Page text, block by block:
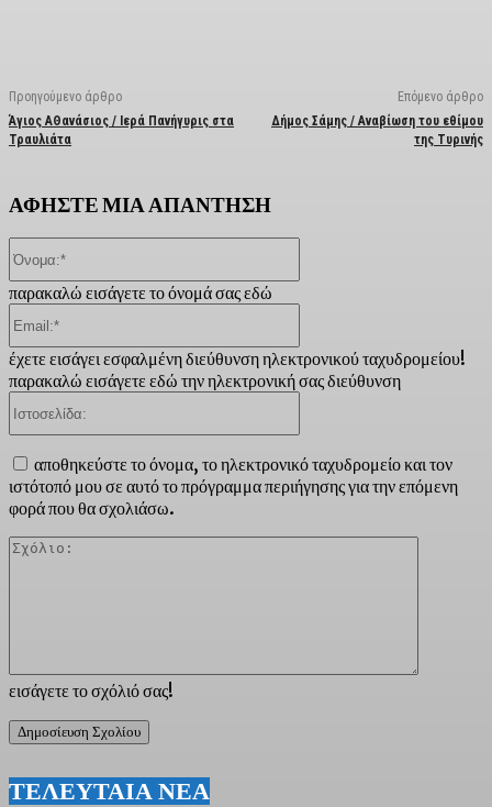
Προηγούμενο άρθρο
Άγιος ΑΘανάσιος / Ιερά Πανήγυρις στα
Τραυλιάτα
Επόμενο άρθρο
Δήμος Σάμης / Αναβίωση του εθίμου
της Τυρινής
ΑΦΗΣΤΕ ΜΙΑ ΑΠΑΝΤΗΣΗ
εισάγετε το σχόλιό σας!
παρακαλώ εισάγετε το όνομά σας εδώ
έχετε εισάγει εσφαλμένη διεύθυνση ηλεκτρονικού ταχυδρομείου!
παρακαλώ εισάγετε εδώ την ηλεκτρονική σας διεύθυνση
αποθηκεύστε το όνομα, το ηλεκτρονικό ταχυδρομείο και τον
ιστότοπό μου σε αυτό το πρόγραμμα περιήγησης για την επόμενη
φορά που θα σχολιάσω.
ΤΕΛΕΥΤΑΙΑ ΝΕΑ